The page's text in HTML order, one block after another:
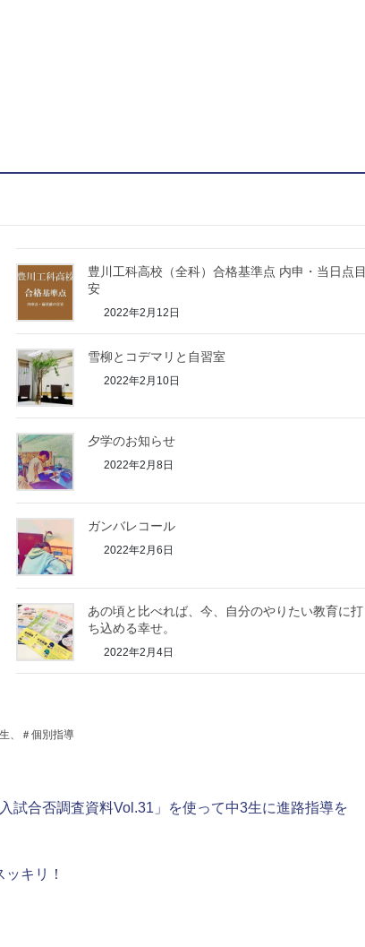
豊川工科高校（全科）合格基準点 内申・当日点目
安
2022年2月12日
雪柳とコデマリと自習室
2022年2月10日
夕学のお知らせ
2022年2月8日
ガンバレコール
2022年2月6日
あの頃と比べれば、今、自分のやりたい教育に打
ち込める幸せ。
2022年2月4日
、＃個別指導
試合否調査資料Vol.31」を使って中3生に進路指導を
キリ！